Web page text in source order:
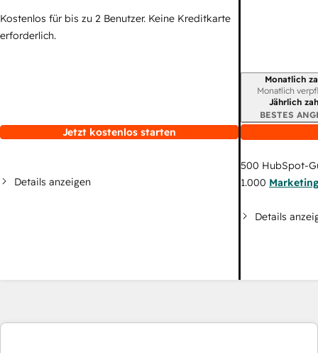
Kostenlos für bis zu 2 Benutzer. Keine Kreditkarte
erforderlich.
Jetzt kostenlos starten
Details anzeigen
Monatlich
Monatlich
Jährlich
BESTES
500 HubSpot-
1.000
Details